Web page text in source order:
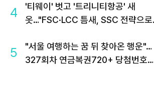
4
'티웨이' 벗고 '트리니티항공' 새
옷…"FSC·LCC 틈새, SSC 전략으로
5
"서울 여행하는 꿈 뒤 찾아온 행운"…
327회차 연금복권720+ 당첨번호조